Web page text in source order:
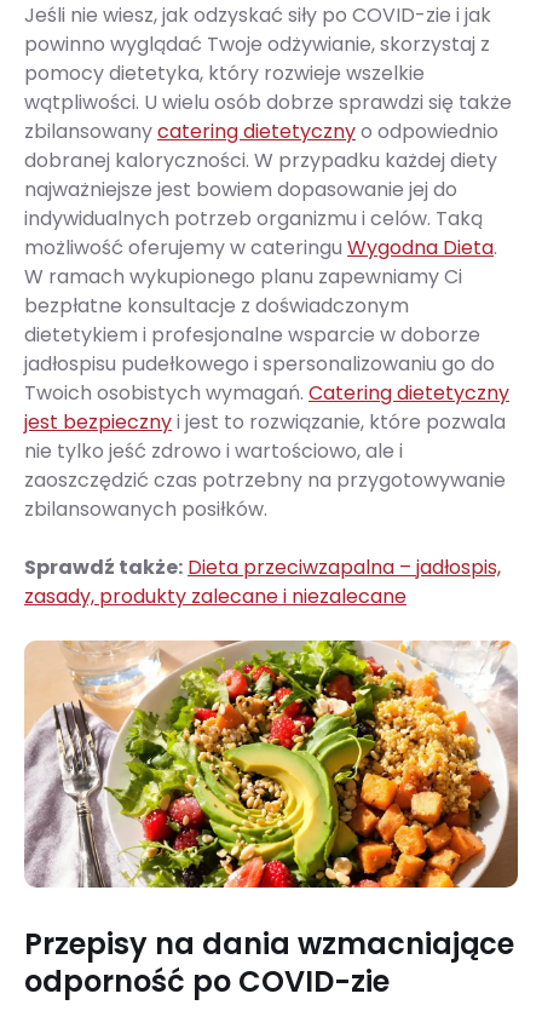
Jeśli nie wiesz, jak odzyskać siły po COVID-zie i jak
powinno wyglądać Twoje odżywianie, skorzystaj z
pomocy dietetyka, który rozwieje wszelkie
wątpliwości. U wielu osób dobrze sprawdzi się także
zbilansowanycatering dietetycznyo odpowiednio
dobranej kaloryczności. W przypadku każdej diety
najważniejsze jest bowiem dopasowanie jej do
indywidualnych potrzeb organizmu i celów. Taką
możliwość oferujemy w cateringu Wygodna Dieta.
W ramach wykupionego planu zapewniamy Ci
bezpłatne konsultacje z doświadczonym
dietetykiem i profesjonalne wsparcie w doborze
jadłospisu pudełkowego i spersonalizowaniu go do
Twoich osobistych wymagań. Catering dietetyczny
jest bezpiecznyi jest to rozwiązanie, które pozwala
nie tylko jeść zdrowo i wartościowo, ale i
zaoszczędzić czas potrzebny na przygotowywanie
zbilansowanych posiłków.
Sprawdź także: Dieta przeciwzapalna – jadłospis,
zasady, produkty zalecane i niezalecane
Przepisy na dania wzmacniające
odporność po COVID-zie